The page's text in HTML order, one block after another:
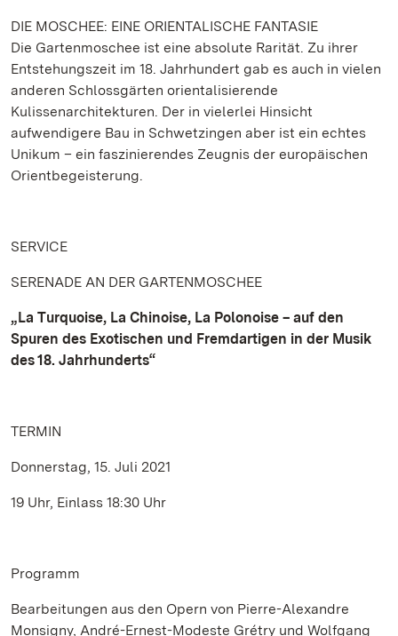
DIE MOSCHEE: EINE ORIENTALISCHE FANTASIE
Die Gartenmoschee ist eine absolute Rarität. Zu ihrer
Entstehungszeit im 18. Jahrhundert gab es auch in vielen
anderen Schlossgärten orientalisierende
Kulissenarchitekturen. Der in vielerlei Hinsicht
aufwendigere Bau in Schwetzingen aber ist ein echtes
Unikum – ein faszinierendes Zeugnis der europäischen
Orientbegeisterung.
SERVICE
SERENADE AN DER GARTENMOSCHEE
„La Turquoise, La Chinoise, La Polonoise – auf den
Spuren des Exotischen und Fremdartigen in der Musik
des 18. Jahrhunderts“
TERMIN
Donnerstag, 15. Juli 2021
19 Uhr, Einlass 18:30 Uhr
Programm
Bearbeitungen aus den Opern von Pierre-Alexandre
Monsigny, André-Ernest-Modeste Grétry und Wolfgang